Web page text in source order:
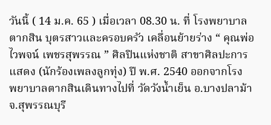
วันนี้ ( 14 ม.ค. 65 ) เมื่อเวลา 08.30 น. ที่ โรงพยาบาล
ตากสิน บุตรสาวและครอบครัว เคลื่อนย้ายร่าง “ คุณพ่อ
ไวพจน์ เพชรสุพรรณ ” ศิลปินแห่งชาติ สาขาศิลปะการ
แสดง (นักร้องเพลงลูกทุ่ง) ปี พ.ศ. 2540 ออกจากโรง
พยาบาลตากสินเดินทางไปที่ วัดวังน้ำเย็น อ.บางปลาม้า
จ.สุพรรณบุรี